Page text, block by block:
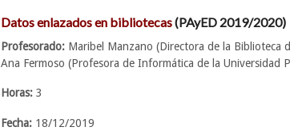
Datos enlazados en bibliotecas(PAyED 2019/2020)
Profesorado: Maribel Manzano (Directora de la Biblioteca
Ana Fermoso (Profesora de Informática de la Universidad
Horas: 3
Fecha: 18/12/2019